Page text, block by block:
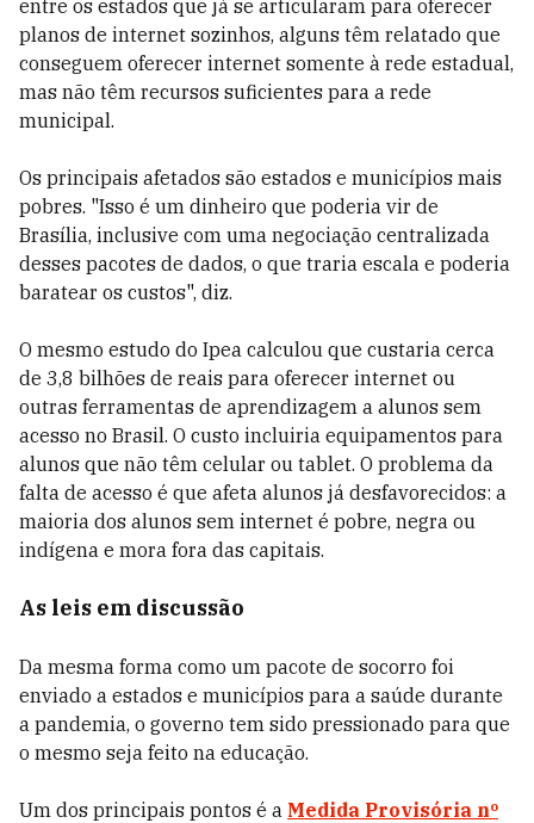
entre os estados que já se articularam para oferecer
planos de internet sozinhos, alguns têm relatado que
conseguem oferecer internet somente à rede estadual,
mas não têm recursos suficientes para a rede
municipal.
Os principais afetados são estados e municípios mais
pobres. "Isso é um dinheiro que poderia vir de
Brasília, inclusive com uma negociação centralizada
desses pacotes de dados, o que traria escala e poderia
baratear os custos", diz.
O mesmo estudo do Ipea calculou que custaria cerca
de 3,8 bilhões de reais para oferecer internet ou
outras ferramentas de aprendizagem a alunos sem
acesso no Brasil. O custo incluiria equipamentos para
alunos que não têm celular ou tablet. O problema da
falta de acesso é que afeta alunos já desfavorecidos: a
maioria dos alunos sem internet é pobre, negra ou
indígena e mora fora das capitais.
As leis em discussão
Da mesma forma como um pacote de socorro foi
enviado a estados e municípios para a saúde durante
a pandemia, o governo tem sido pressionado para que
o mesmo seja feito na educação.
Um dos principais pontos é a Medida Provisória nº